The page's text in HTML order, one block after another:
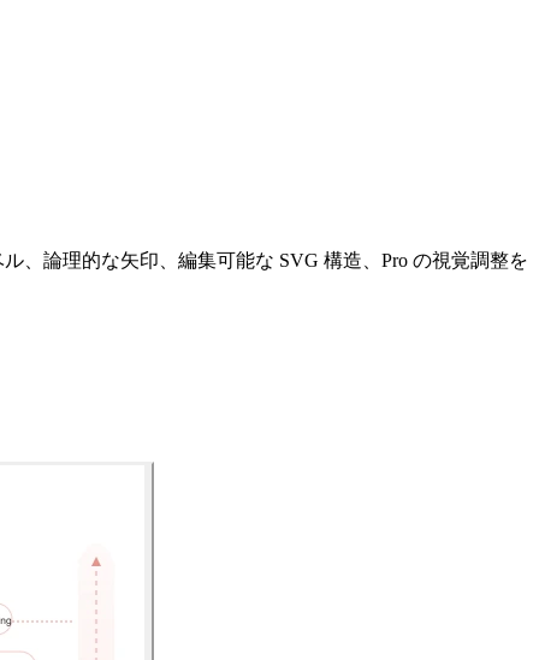
、論理的な矢印、編集可能な SVG 構造、Pro の視覚調整を